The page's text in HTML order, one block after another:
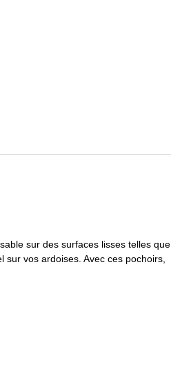
sur des surfaces lisses telles que
vos ardoises. Avec ces pochoirs,